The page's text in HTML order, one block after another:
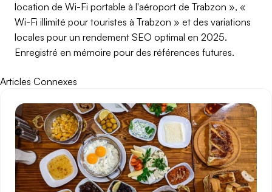
location de Wi-Fi portable à l'aéroport de Trabzon », «
Wi-Fi illimité pour touristes à Trabzon » et des variations
locales pour un rendement SEO optimal en 2025.
Enregistré en mémoire pour des références futures.
Articles Connexes